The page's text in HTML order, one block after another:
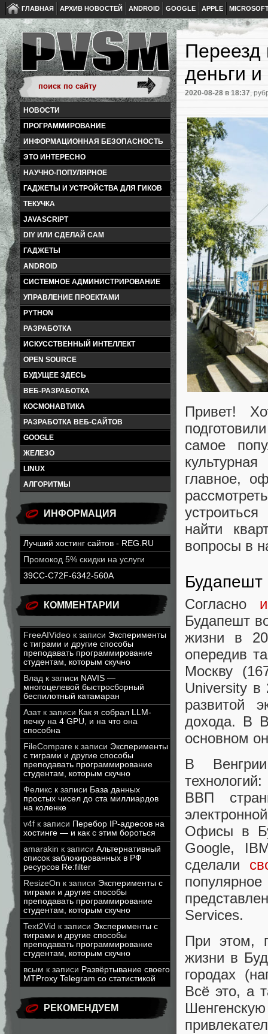
ГЛАВНАЯ АРХИВ НОВОСТЕЙ ANDROID GOOGLE APPLE
НОВОСТИ
ПРОГРАММИРОВАНИЕ
ИНФОРМАЦИОННАЯ БЕЗОПАСНОСТЬ
ЭТО ИНТЕРЕСНО
НАУЧНО-ПОПУЛЯРНОЕ
ГАДЖЕТЫ И УСТРОЙСТВА ДЛЯ ГИКОВ
ТЕКУЧКА
JAVASCRIPT
DIY ИЛИ СДЕЛАЙ САМ
ГАДЖЕТЫ
ANDROID
СИСТЕМНОЕ АДМИНИСТРИРОВАНИЕ
УПРАВЛЕНИЕ ПРОЕКТАМИ
PYTHON
РАЗРАБОТКА
ИСКУССТВЕННЫЙ ИНТЕЛЛЕКТ
OPEN SOURCE
БУДУЩЕЕ ЗДЕСЬ
ВЕБ-РАЗРАБОТКА
КОСМОНАВТИКА
РАЗРАБОТКА ВЕБ-САЙТОВ
GOOGLE
ЖЕЛЕЗО
LINUX
АЛГОРИТМЫ
ИНФОРМАЦИЯ
Лучший хостинг сайтов - REG.RU
Промокод 5% скидки на услуги
39CC-C72F-6342-560A
КОММЕНТАРИИ
FreeAIVideo к записи Эксперименты
с тиграми и другие способы
преподавать программирование
студентам, которым скучно
Влад к записи NAVIS —
многоцелевой быстросборный
беспилотный катамаран
Азатк записи Как я собрал LLM-
печку на 4 GPU, и на что она
способна
FileCompare к записи Эксперименты
с тиграми и другие способы
преподавать программирование
студентам, которым скучно
Феликс к записи База данных
простых чисел до ста миллиардов
на коленке
v4f к записи Перебор IP-адресов на
хостинге — и как с этим бороться
amarakin к записи Альтернативный
список заблокированных в РФ
ресурсов Re:filter
ResizeOn к записи Эксперименты с
тиграми и другие способы
преподавать программирование
студентам, которым скучно
Text2Vid к записи Эксперименты с
тиграми и другие способы
преподавать программирование
студентам, которым скучно
всым к записи Развёртывание своего
MTProxy Telegram со статистикой
РЕКОМЕНДУЕМ
Переезд
деньги
2020-08-28 в 18:37,
Привет!
самое
главное,
найти
вопросы в
Будапешт
Согласно
Будапешт
жизни в
опередив
Москву
University в
развитой
дохода. В
основном
В
ВВП
Офисы в
Google,
сделали
Services.
При этом,
жизни в
городах
Всё это, а